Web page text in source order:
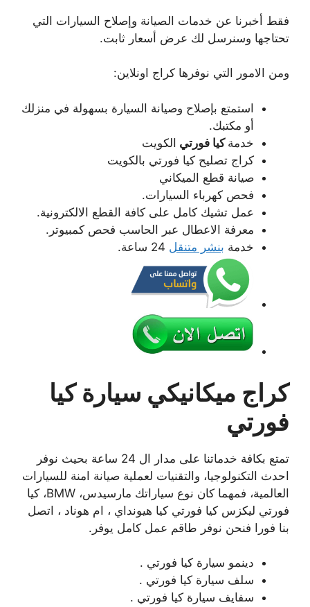
فقط أخبرنا عن خدمات الصيانة وإصلاح السيارات التي
تحتاجها وسنرسل لك عرض أسعار ثابت.
ومن الامور التي نوفرها كراج اونلاين:
استمتع بإصلاح وصيانة السيارة بسهولة في منزلك
أو مكتبك.
خدمة كيا فورتي الكويت
كراج تصليح كيا فورتي بالكويت
صيانة قطع الميكاني
فحص كهرباء السيارات.
عمل تشيك كامل على كافة القطع الالكترونية.
معرفة الاعطال عبر الحاسب فحص كمبيوتر.
خدمة بنشر متنقل
كراج ميكانيكي سيارة كيا
فورتي
تمتع بكافة خدماتنا على مدار ال 24 ساعة بحيث نوفر
احدث التكنولوجيا، والتقنيات لعملية صيانة امنة للسيارات
العالمية، فمهما كان نوع سياراتك مارسيدس، BMW، كيا
فورتي ليكزس كيا فورتي كيا هيونداي ، ام هوناد ، اتصل
بنا فورا فنحن نوفر طاقم عمل كامل يوفر.
دينمو سيارة كيا فورتي .
سلف سيارة كيا فورتي .
سفايف سيارة كيا فورتي .